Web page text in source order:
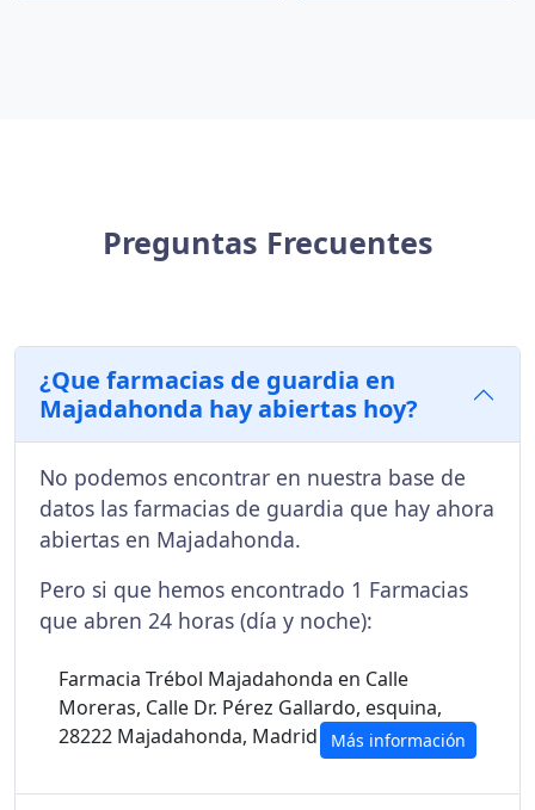
Preguntas Frecuentes
¿Que farmacias de guardia en
Majadahonda hay abiertas hoy?
No podemos encontrar en nuestra base de
datos las farmacias de guardia que hay ahora
abiertas en Majadahonda.
Pero si que hemos encontrado 1 Farmacias
que abren 24 horas (día y noche):
Farmacia Trébol Majadahonda en Calle
Moreras, Calle Dr. Pérez Gallardo, esquina,
28222 Majadahonda, Madrid
Más información